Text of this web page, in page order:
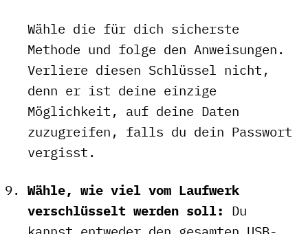
Wähle die für dich sicherste
Methode und folge den Anweisungen.
Verliere diesen Schlüssel nicht,
denn er ist deine einzige
Möglichkeit, auf deine Daten
zuzugreifen, falls du dein Passwort
vergisst.
Wähle, wie viel vom Laufwerk
verschlüsselt werden soll: Du